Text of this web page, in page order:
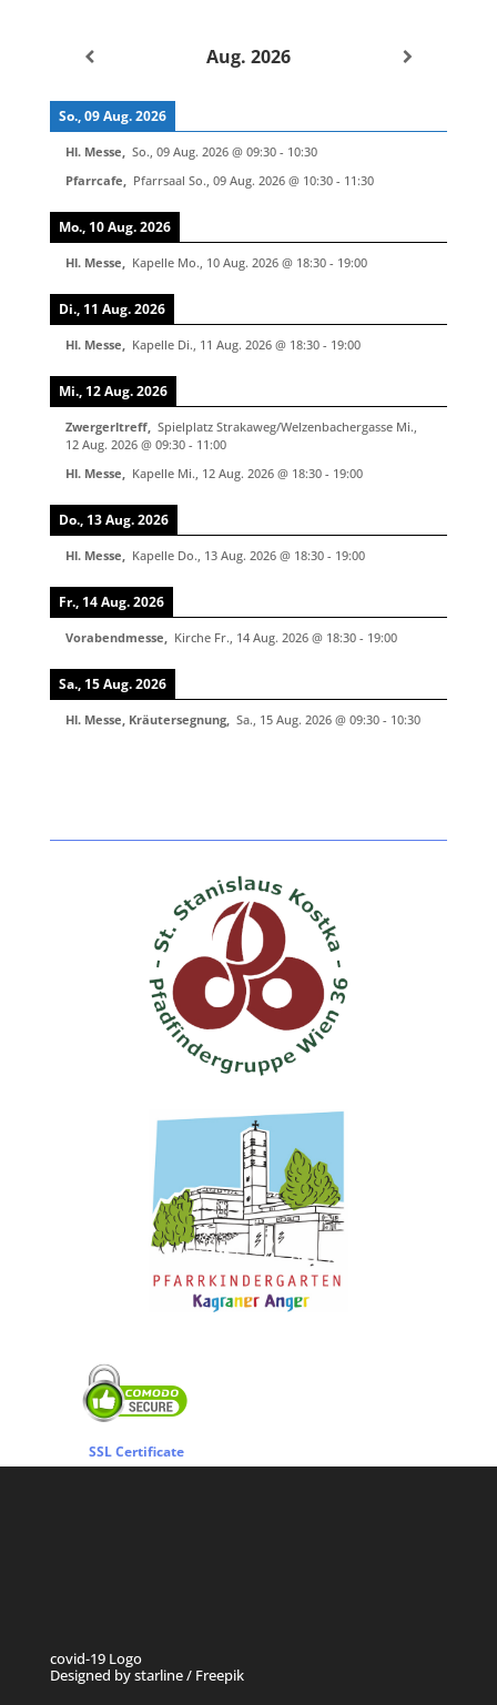
Aug. 2026
So., 09 Aug. 2026
Hl. Messe So., 09 Aug. 2026@ 09:30- 10:30
Pfarrcafe
Pfarrsaal So., 09 Aug. 2026@ 10:30- 11:30
Mo., 10 Aug. 2026
Hl. Messe Kapelle Mo., 10 Aug. 2026@ 18:30- 19:00
Di., 11 Aug. 2026
Hl. Messe Kapelle Di., 11 Aug. 2026@ 18:30- 19:00
Mi., 12 Aug. 2026
Zwergerltreff, Spielplatz Strakaweg/Welzenbachergasse Mi.,
12 Aug. 2026@ 09:30- 11:00
Hl. Messe
Kapelle Mi., 12 Aug. 2026@ 18:30- 19:00
Do., 13 Aug. 2026
Hl. Messe Kapelle Do., 13 Aug. 2026@ 18:30- 19:00
Fr., 14 Aug. 2026
Vorabendmesse Kirche Fr., 14 Aug. 2026@ 18:30- 19:00
Sa., 15 Aug. 2026
Hl. Messe, Kräutersegnung, Sa., 15 Aug. 2026@ 09:30- 10:30
SSL Certificate
covid-19 Logo
Designed by starline / Freepik